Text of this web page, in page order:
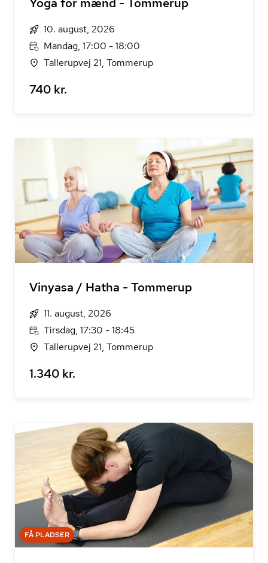
10. august, 2026
Mandag, 17:00 - 18:00
Tallerupvej 21, Tommerup
740 kr.
Vinyasa / Hatha - Tommerup
11. august, 2026
Tirsdag, 17:30 - 18:45
Tallerupvej 21, Tommerup
1.340 kr.
FÅ PLADSER